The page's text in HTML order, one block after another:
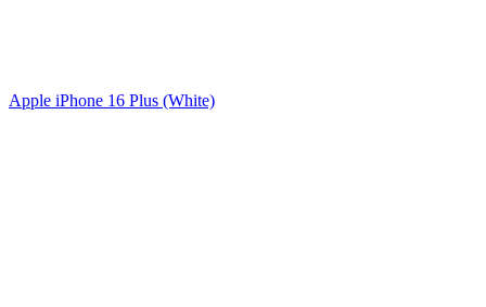
Apple iPhone 16 Plus (White)